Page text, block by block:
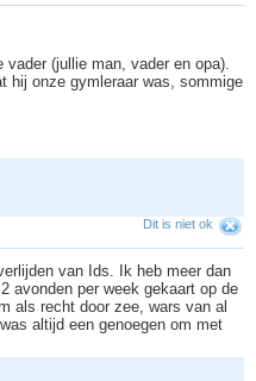
(jullie man, vader en opa).
hij onze gymleraar was, sommige
Dit is niet ok
van Ids. Ik heb meer dan
avonden per week gekaart op de
als recht door zee, wars van al
altijd een genoegen om met